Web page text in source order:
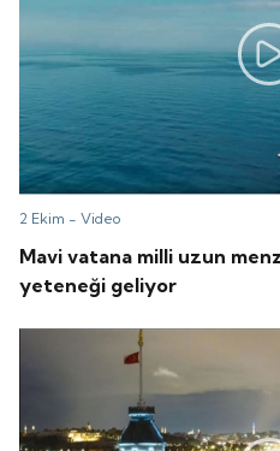
2 Ekim -Video
Mavi vatana milli uzun
yeteneği geliyor